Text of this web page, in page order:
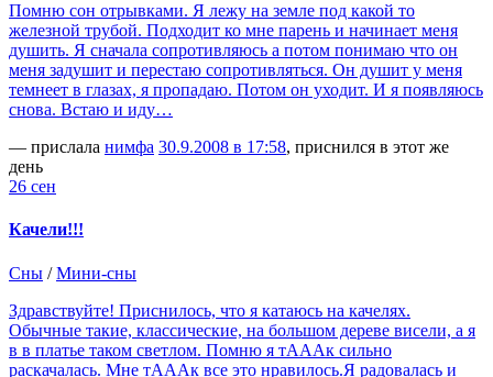
Помню сон отрывками. Я лежу на земле под какой то
железной трубой. Подходит ко мне парень и начинает меня
душить. Я сначала сопротивляюсь а потом понимаю что он
меня задушит и перестаю сопротивляться. Он душит у меня
темнеет в глазах, я пропадаю. Потом он уходит. И я появляюсь
снова. Встаю и иду…
— прислала нимфа 30.9.2008 в 17:58, приснился в этот же
день
26 сен
Качели!!!
Сны /Мини-сны
Здравствуйте! Приснилось, что я катаюсь на качелях.
Обычные такие, классические, на большом дереве висели, а я
в в платье таком светлом. Помню я тАААк сильно
раскачалась. Мне тАААк все это нравилось.Я радовалась и